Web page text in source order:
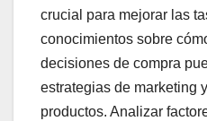
crucial para mejorar las
conocimientos sobre
decisiones de compra
estrategias de marketing
productos. Analizar